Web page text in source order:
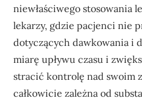
niewłaściwego stosowania
lekarzy, gdzie pacjenci nie
dotyczących dawkowania i
miarę upływu czasu i
stracić kontrolę nad swoim
całkowicie zależna od